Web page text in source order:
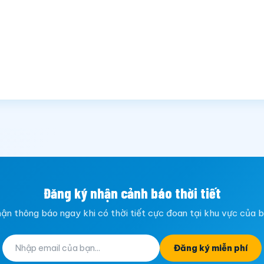
Đăng ký nhận cảnh báo thời tiết
thông báo ngay khi có thời tiết cực đoan tại khu vực của
Đăng ký miễn phí